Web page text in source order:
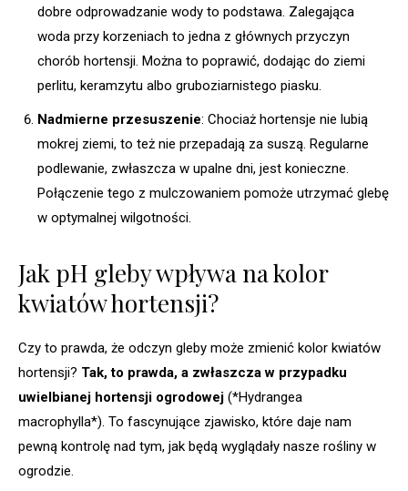
dobre odprowadzanie wody to podstawa. Zalegająca
woda przy korzeniach to jedna z głównych przyczyn
chorób hortensji. Można to poprawić, dodając do ziemi
perlitu, keramzytu albo gruboziarnistego piasku.
Nadmierne przesuszenie: Chociaż hortensje nie lubią
mokrej ziemi, to też nie przepadają za suszą. Regularne
podlewanie, zwłaszcza w upalne dni, jest konieczne.
Połączenie tego z mulczowaniem pomoże utrzymać glebę
w optymalnej wilgotności.
Jak pH gleby wpływa na kolor
kwiatów hortensji?
Czy to prawda, że odczyn gleby może zmienić kolor kwiatów
hortensji? Tak, to prawda, a zwłaszcza w przypadku
uwielbianej hortensji ogrodowej (*Hydrangea
macrophylla*). To fascynujące zjawisko, które daje nam
pewną kontrolę nad tym, jak będą wyglądały nasze rośliny w
ogrodzie.